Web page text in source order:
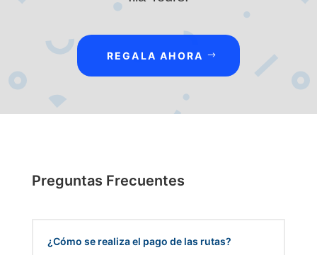
REGALA AHORA
Preguntas Frecuentes
¿Cómo se realiza el pago de las rutas?